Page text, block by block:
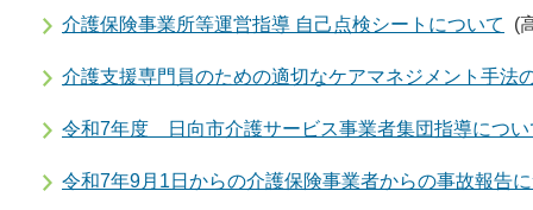
介護保険事業所等運営指導 自己点検シートについて (
介護支援専門員のための適切なケアマネジメント手法
令和7年度 日向市介護サービス事業者集団指導につい
令和7年9月1日からの介護保険事業者からの事故報告